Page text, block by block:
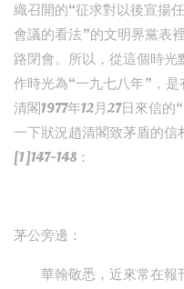
織召開的“征求對以後宣揚
會議的看法”的文明界黨表
路閉會。所以，從這個時
作時光為“一九七八年”，
清閣1977年12月27日來信
一下狀況趙清閣致茅盾的
[1]147-148：
茅公旁邊：
華翰敬悉，近來常在報